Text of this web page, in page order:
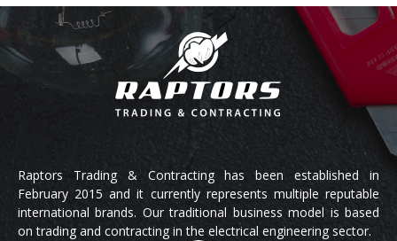
Raptors Trading & Contracting has been established in
February 2015 and it currently represents multiple reputable
international brands. Our traditional business model is based
on trading and contracting in the electrical engineering sector.